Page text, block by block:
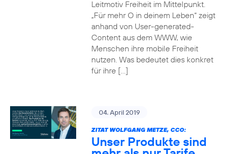
Leitmotiv Freiheit im Mittelpunkt.
„Für mehr O in deinem Leben“ zeigt
anhand von User-generated-
Content aus dem WWW, wie
Menschen ihre mobile Freiheit
nutzen. Was bedeutet dies konkret
für ihre […]
04. April 2019
ZITAT WOLFGANG METZE, CCO:
Unser Produkte sind